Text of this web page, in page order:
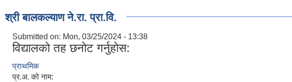
श्री बालकल्याण ने.रा. प्रा.वि.
Submitted on: Mon, 03/25/2024 - 13:38
विद्यालको तह छनोट गर्नुहोस:
प्राथमिक
प्र.अ. को नाम: